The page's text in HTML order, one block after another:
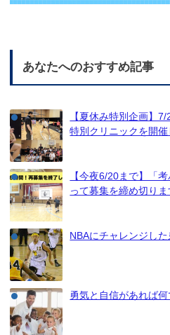
あなたへのおすすめ記事
【夏休み特別企画】
特別クリニックを開催
【今夜6/20まで】「
って募集を締め切りま
NBAにチャレンジした
勇気と自信があれば何